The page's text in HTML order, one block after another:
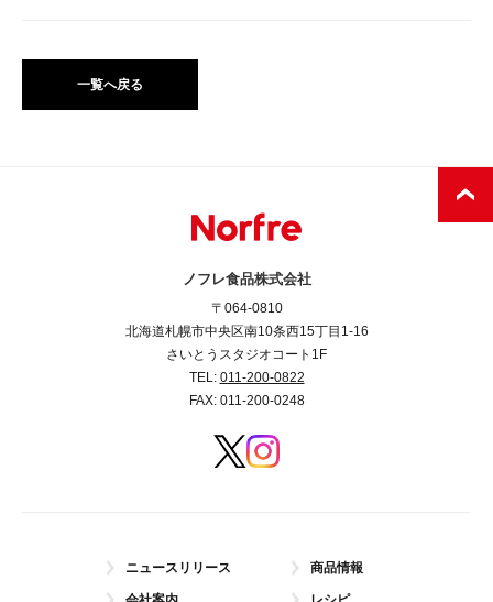
一覧へ戻る
ノフレ食品株式会社
〒064-0810
北海道札幌市中央区南10条西15丁目1-16
さいとうスタジオコート1F
TEL: 011-200-0822
FAX: 011-200-0248
ニュースリリース 商品情報